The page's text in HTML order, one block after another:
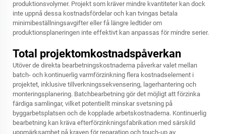
produktionsvolymer. Projekt som kräver mindre kvantiteter kan dock
inte uppnå dessa kostnadsfördelar och kan tvingas betala
minimibeställningsavgifter eller få längre ledtider om
produktionsplaneringen inte effektivt kan anpassas för mindre serier.
Total projektomkostnadspåverkan
Utöver de direkta bearbetningskostnaderna påverkar valet mellan
batch- och kontinuerlig varmförzinkning flera kostnadselement i
projektet, inklusive tillverkningssekvensering, lagerhantering och
monteringsplanering. Batchbearbetning gör det möjligt att förzinka
färdiga samlingar, vilket potentiellt minskar svetsning på
byggarbetsplatsen och de kopplade arbetskostnaderna. Kontinuerlig
bearbetning kan kräva efterförzinkningsfabrikation med särskild
uppmärksamhet på kraven för reparation och touch-up av